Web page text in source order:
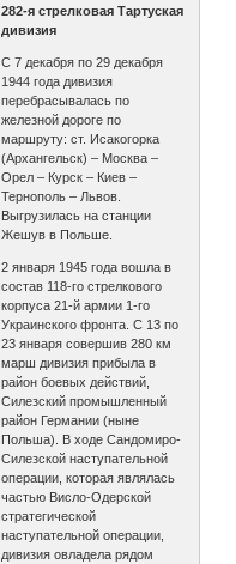
282-я стрелковая Тартуская
дивизия
С 7 декабря по 29 декабря
1944 года дивизия
перебрасывалась по
железной дороге по
маршруту: ст. Исакогорка
(Архангельск) – Москва –
Орел – Курск – Киев –
Тернополь – Львов.
Выгрузилась на станции
Жешув в Польше.
2 января 1945 года вошла в
состав 118-го стрелкового
корпуса 21-й армии 1-го
Украинского фронта. С 13 по
23 января совершив 280 км
марш дивизия прибыла в
район боевых действий,
Силезский промышленный
район Германии (ныне
Польша). В ходе Сандомиро-
Силезской наступательной
операции, которая являлась
частью Висло-Одерской
стратегической
наступательной операции,
дивизия овладела рядом